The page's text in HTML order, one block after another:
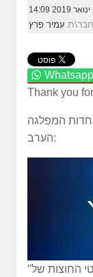
עמיר פרץ
Whatsapp
Thank you
המפלגה
הערב:
"הם לא יחליטו!", זועקות המילים מתוך שלטי החוצות של